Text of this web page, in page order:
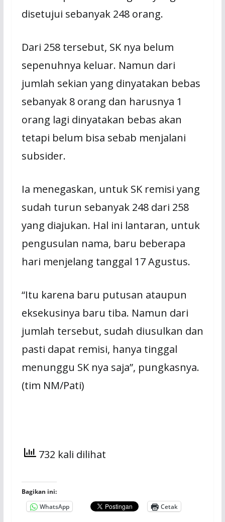
disetujui sebanyak 248 orang.
Dari 258 tersebut, SK nya belum
sepenuhnya keluar. Namun dari
jumlah sekian yang dinyatakan bebas
sebanyak 8 orang dan harusnya 1
orang lagi dinyatakan bebas akan
tetapi belum bisa sebab menjalani
subsider.
Ia menegaskan, untuk SK remisi yang
sudah turun sebanyak 248 dari 258
yang diajukan. Hal ini lantaran, untuk
pengusulan nama, baru beberapa
hari menjelang tanggal 17 Agustus.
“Itu karena baru putusan ataupun
eksekusinya baru tiba. Namun dari
jumlah tersebut, sudah diusulkan dan
pasti dapat remisi, hanya tinggal
menunggu SK nya saja”, pungkasnya.
(tim NM/Pati)
732 kali dilihat
Bagikan ini:
WhatsApp
Cetak